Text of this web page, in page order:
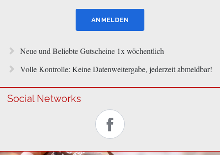
Neue und Beliebte Gutscheine 1x wöchentlich
Volle Kontrolle: Keine Datenweitergabe, jederzeit abmeldbar!
Social Networks